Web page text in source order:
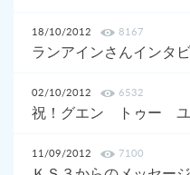
18/10/2012 8167
02/10/2012 6532
11/09/2012 7100